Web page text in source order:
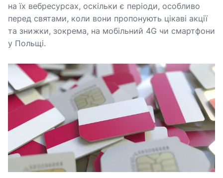
на їх вебресурсах, оскільки є періоди, особливо
перед святами, коли вони пропонують цікаві акції
та знижки, зокрема, на мобільний 4G чи смартфони
у Польщі.